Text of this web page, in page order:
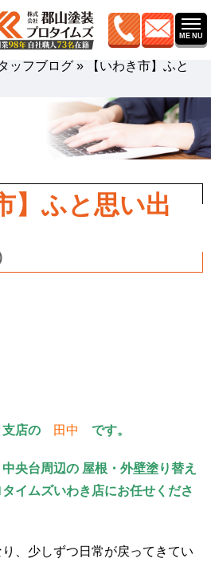
ッフブログ »
【いわき市】ふと
】ふと思い出
支店の 田中 です。
台周辺の 屋根・外壁塗り替え
イムズいわき店にお任せくださ
、少しずつ日常が戻ってきてい